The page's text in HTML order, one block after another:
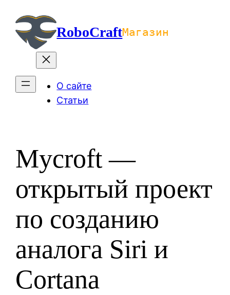
содержимомуRoboCraftМагазин
О сайте
Статьи
Mycroft —
открытый проект
по созданию
аналога Siri и
Cortana